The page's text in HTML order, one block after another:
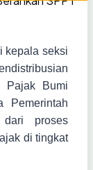
kepala seksi
Pajak Bumi
Pemerintah
proses
di tingkat